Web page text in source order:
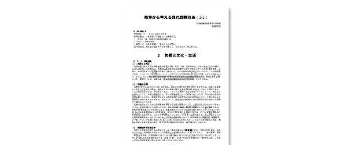
本は高度成長を成し遂げ，その豊かさを謳歌
していた時代でした。